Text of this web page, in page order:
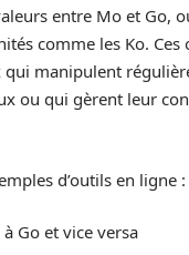
entre Mo et Go,
comme les Ko.
manipulent
ou qui gèrent leur
d’outils en ligne :
Go et vice versa